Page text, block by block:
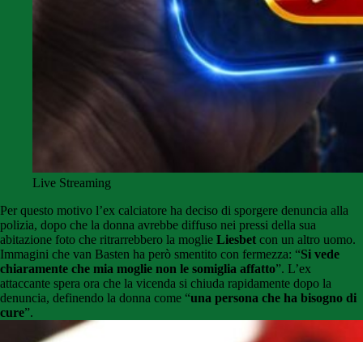
Live Streaming
Per questo motivo l’ex calciatore ha deciso di sporgere denuncia alla
polizia, dopo che la donna avrebbe diffuso nei pressi della sua
abitazione foto che ritrarrebbero la moglie Liesbet con un altro uomo.
Immagini che van Basten ha però smentito con fermezza: “Si vede
chiaramente che mia moglie non le somiglia affatto”. L’ex
attaccante spera ora che la vicenda si chiuda rapidamente dopo la
denuncia, definendo la donna come “una persona che ha bisogno di
cure”.